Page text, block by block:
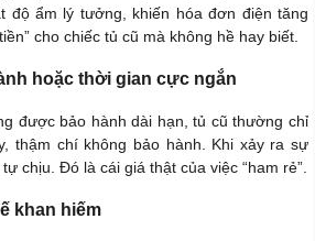
độ ẩm lý tưởng, khiến hóa đơn điện tăng
cho chiếc tủ cũ mà không hề hay biết.
hoặc thời gian cực ngắn
được bảo hành dài hạn, tủ cũ thường chỉ
thậm chí không bảo hành. Khi xảy ra sự
chịu. Đó là cái giá thật của việc “ham rẻ”.
khan hiếm